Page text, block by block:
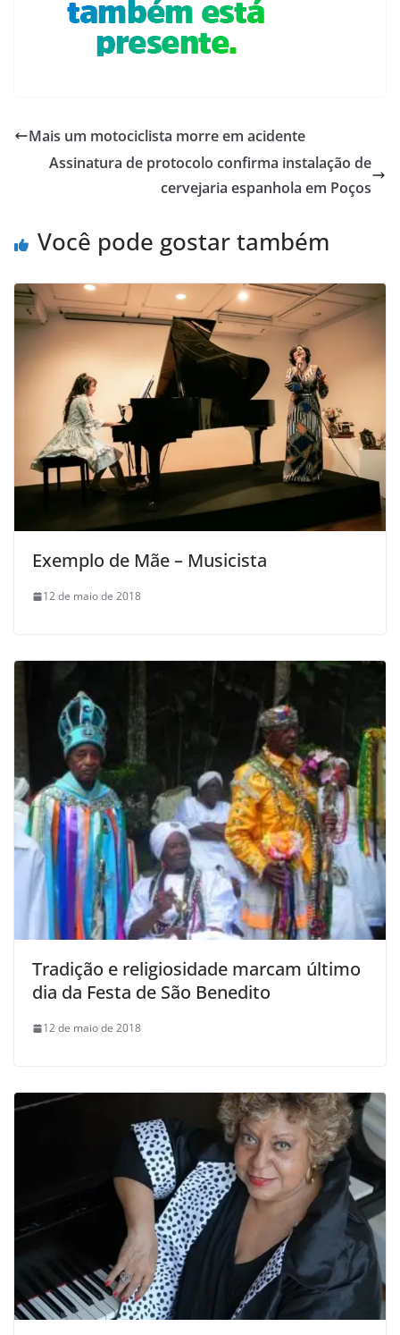
Mais um motociclista morre em acidente
Assinatura de protocolo confirma instalação de
cervejaria espanhola em Poços
Você pode gostar também
Exemplo de Mãe – Musicista
12 de maio de 2018
Tradição e religiosidade marcam último
dia da Festa de São Benedito
12 de maio de 2018